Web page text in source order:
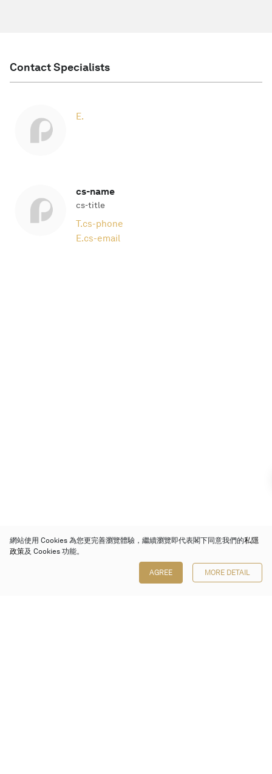
Contact Specialists
E.
cs-name
cs-title
T.cs-phone
E.cs-email
網站使用 Cookies 為您更完善瀏覽體驗，繼續瀏覽即代表閣下同意我們的私隱
政策及 Cookies 功能。
AGREE MORE DETAIL